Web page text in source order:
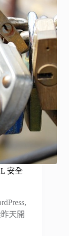
安全
天開